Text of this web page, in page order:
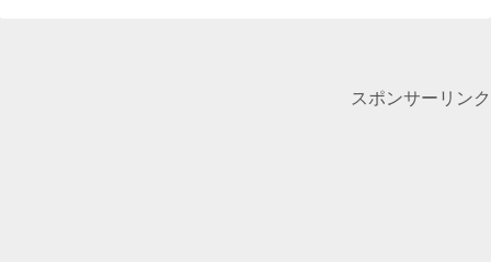
スポンサーリンク